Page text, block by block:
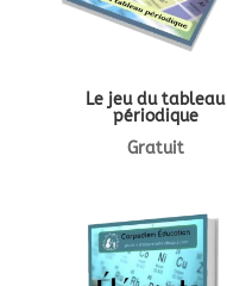
Le jeu du tableau
périodique
Gratuit